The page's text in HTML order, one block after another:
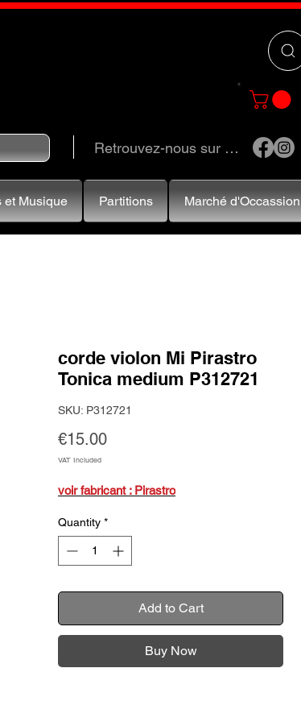
Retrouvez-nous sur …
corde violon Mi Pirastro
Tonica medium P312721
SKU: P312721
€15.00Price
VAT Included
voir fabricant : Pirastro
Quantity *
Add to Cart
Buy Now
et Musique Partitions Marché d'Occassion